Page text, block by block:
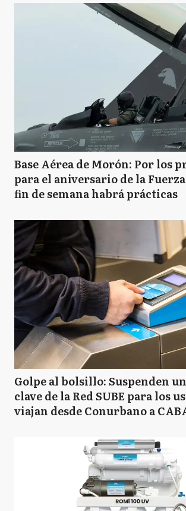
Base Aérea de Morón: Por los
para el aniversario de la
fin de semana habrá prácticas
Golpe al bolsillo: Suspenden
clave de la Red SUBE para los
viajan desde Conurbano a